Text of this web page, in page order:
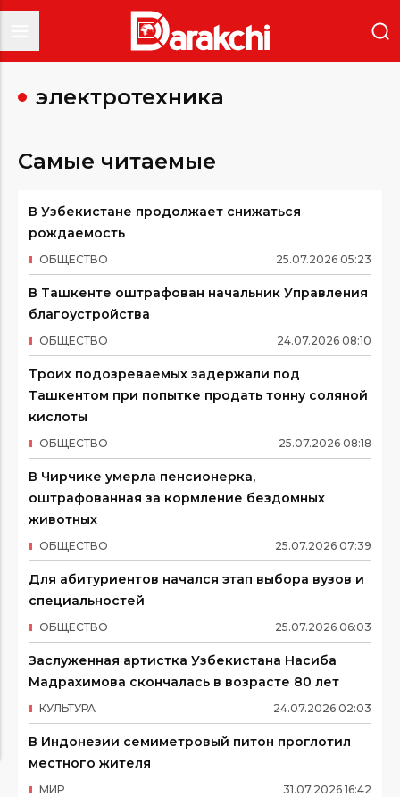
электротехника
Самые читаемые
В Узбекистане продолжает снижаться
рождаемость
25.07.2026 05:23
ОБЩЕСТВО
В Ташкенте оштрафован начальник Управления
благоустройства
24.07.2026 08:10
ОБЩЕСТВО
Троих подозреваемых задержали под
Ташкентом при попытке продать тонну соляной
кислоты
25.07.2026 08:18
ОБЩЕСТВО
В Чирчике умерла пенсионерка,
оштрафованная за кормление бездомных
животных
25.07.2026 07:39
ОБЩЕСТВО
Для абитуриентов начался этап выбора вузов и
специальностей
25.07.2026 06:03
ОБЩЕСТВО
Заслуженная артистка Узбекистана Насиба
Мадрахимова скончалась в возрасте 80 лет
24.07.2026 02:03
КУЛЬТУРА
В Индонезии семиметровый питон проглотил
местного жителя
31.07.2026 16:42
МИР